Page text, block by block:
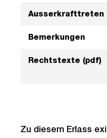
Ausserkrafttreten
Bemerkungen
Rechtstexte (pdf)
Zu diesem Erlass